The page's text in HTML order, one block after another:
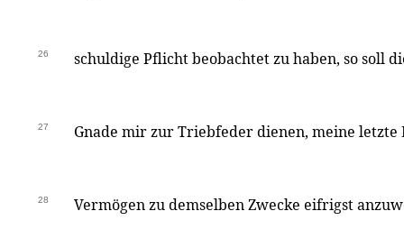
26 schuldige Pflicht beobachtet zu haben, so soll
27 Gnade mir zur Triebfeder dienen, meine letzte
28 Vermögen zu demselben Zwecke eifrigst